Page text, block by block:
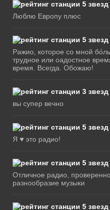
Люблю Европу плюс
Ражио, которое со мной
трудное или оадостное
время. Всегда. Обожаю!
вы супер вечно
Я ♥ это радио!
Отличное радио,
разнообразие музыки